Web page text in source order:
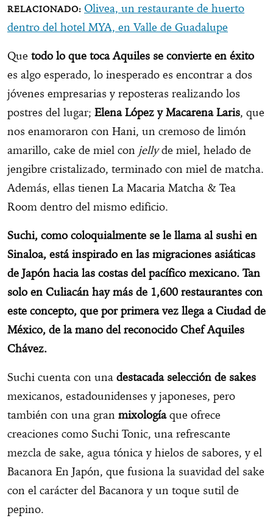
Olivea, un restaurante de huerto
dentro del hotel MYA, en Valle de Guadalupe
Que todo lo que toca Aquiles se convierte en éxito
es algo esperado, lo inesperado es encontrar a dos
jóvenes empresarias y reposteras realizando los
postres del lugar; Elena López y Macarena Laris, que
nos enamoraron con Hani, un cremoso de limón
amarillo, cake de miel con jellyde miel, helado de
jengibre cristalizado, terminado con miel de matcha.
Además, ellas tienen La Macaria Matcha & Tea
Room dentro del mismo edificio.
Suchi, como coloquialmente se le llama al sushi en
Sinaloa, está inspirado en las migraciones asiáticas
de Japón hacia las costas del pacífico mexicano. Tan
solo en Culiacán hay más de 1,600 restaurantes con
este concepto, que por primera vez llega a Ciudad de
México, de la mano del reconocido Chef Aquiles
Chávez.
Suchi cuenta con una destacada selección de sakes
mexicanos, estadounidenses y japoneses, pero
también con una gran mixologíaque ofrece
creaciones como Suchi Tonic, una refrescante
mezcla de sake, agua tónica y hielos de sabores, y el
Bacanora En Japón, que fusiona la suavidad del sake
con el carácter del Bacanora y un toque sutil de
pepino.